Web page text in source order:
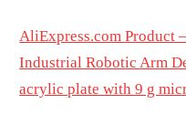
AliExpress.com Product
Industrial Robotic Arm
acrylic plate with 9 g